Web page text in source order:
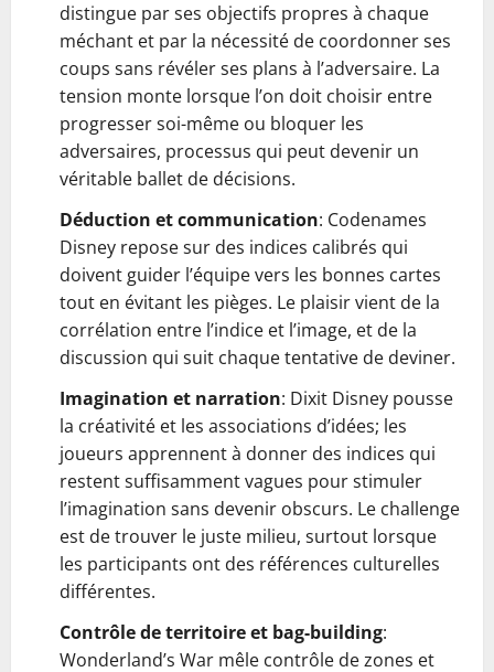
distingue par ses objectifs propres à chaque
méchant et par la nécessité de coordonner ses
coups sans révéler ses plans à l’adversaire. La
tension monte lorsque l’on doit choisir entre
progresser soi-même ou bloquer les
adversaires, processus qui peut devenir un
véritable ballet de décisions.
Déduction et communication: Codenames
Disney repose sur des indices calibrés qui
doivent guider l’équipe vers les bonnes cartes
tout en évitant les pièges. Le plaisir vient de la
corrélation entre l’indice et l’image, et de la
discussion qui suit chaque tentative de deviner.
Imagination et narration: Dixit Disney pousse
la créativité et les associations d’idées; les
joueurs apprennent à donner des indices qui
restent suffisamment vagues pour stimuler
l’imagination sans devenir obscurs. Le challenge
est de trouver le juste milieu, surtout lorsque
les participants ont des références culturelles
différentes.
Contrôle de territoire et bag-building:
Wonderland’s War mêle contrôle de zones et